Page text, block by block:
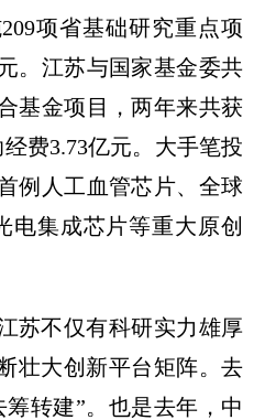
项省基础研究重点项
。江苏与国家基金委共
基金项目，两年来共获
费3.73亿元。大手笔投
例人工血管芯片、全球
电集成芯片等重大原创
苏不仅有科研实力雄厚
壮大创新平台矩阵。去
转建”。也是去年，中